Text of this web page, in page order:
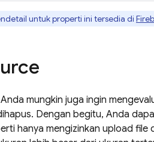
untuk properti ini tersedia di
mungkin juga ingin
Dengan begitu, Anda
hanya mengizinkan upload